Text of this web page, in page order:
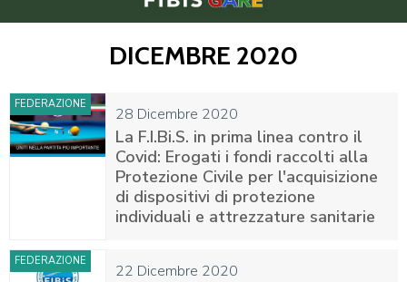
DICEMBRE 2020
28 Dicembre 2020
FEDERAZIONE
La F.I.Bi.S. in prima linea contro il
Covid: Erogati i fondi raccolti alla
Protezione Civile per l'acquisizione
di dispositivi di protezione
individuali e attrezzature sanitarie
22 Dicembre 2020
FEDERAZIONE